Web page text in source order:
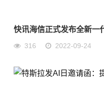
快讯海信正式发布全新一
316 2022-09-24